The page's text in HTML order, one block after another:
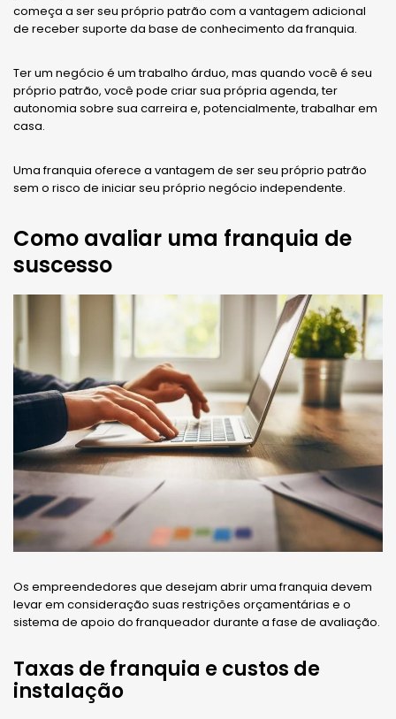
começa a ser seu próprio patrão com a vantagem adicional
de receber suporte da base de conhecimento da franquia.
Ter um negócio é um trabalho árduo, mas quando você é seu
próprio patrão, você pode criar sua própria agenda, ter
autonomia sobre sua carreira e, potencialmente, trabalhar em
casa.
Uma franquia oferece a vantagem de ser seu próprio patrão
sem o risco de iniciar seu próprio negócio independente.
Como avaliar uma franquia de
suscesso
Os empreendedores que desejam abrir uma franquia devem
levar em consideração suas restrições orçamentárias e o
sistema de apoio do franqueador durante a fase de avaliação.
Taxas de franquia e custos de
instalação